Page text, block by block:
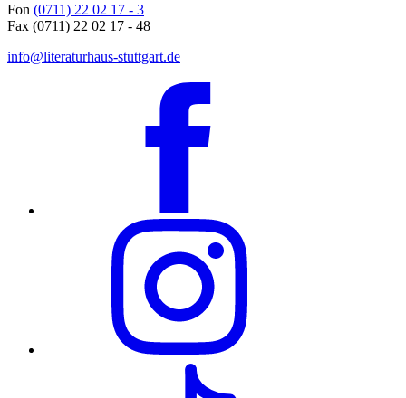
Fon (0711) 22 02 17 - 3
Fax (0711) 22 02 17 - 48
info@literaturhaus-stuttgart.de